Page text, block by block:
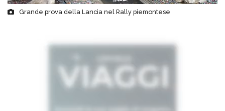
Grande prova della Lancia nel Rally piemontese